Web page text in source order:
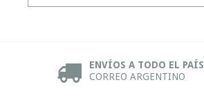
ENVÍOS A TODO EL PAÍS
CORREO ARGENTINO